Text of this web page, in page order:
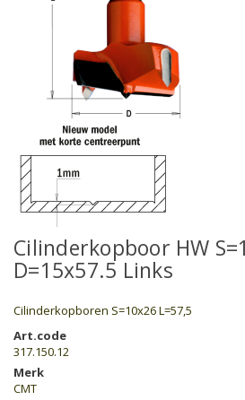
Cilinderkopboor HW
D=15x57.5 Links
Cilinderkopboren S=10x26 L=57,5
Art.code
317.150.12
Merk
CMT